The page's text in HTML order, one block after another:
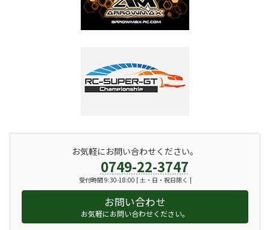
お気軽にお問い合わせください。
0749-22-3747
受付時間 9:30-18:00 [ 土・日・祝日除く ]
お問い合わせ
お気軽にお問い合わせください。